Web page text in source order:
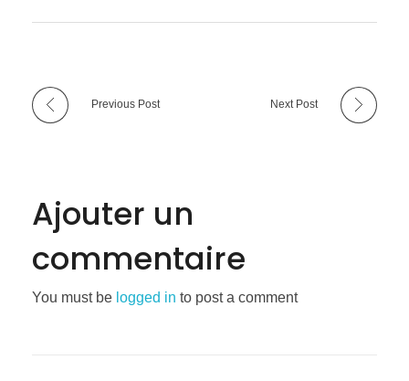
Previous Post Next Post
Ajouter un
commentaire
You must be logged in to post a comment